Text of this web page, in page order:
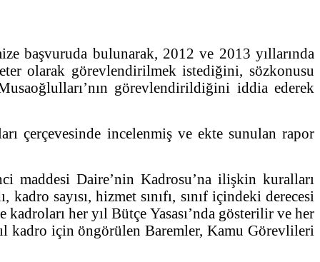
başvuruda bulunarak, 2012 ve 2013 yıllarında
olarak görevlendirilmek istediğini, sözkonusu
görevlendirildiğini iddia ederek
çerçevesinde incelenmiş ve ekte sunulan rapor
Daire’nin Kadrosu’na ilişkin kuralları
sayısı, hizmet sınıfı, sınıf içindeki derecesi
her yıl Bütçe Yasası’nda gösterilir ve her
kadro için öngörülen Baremler, Kamu Görevlileri